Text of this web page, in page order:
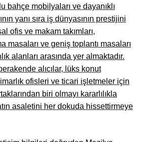
Mağazaları, İmalatçıları
Üreticileri, Mağazaları
Mobilya İmalatçıları, Mağazaları
İmalatçıları, Mağazaları
İmalatçıları, Mağazaları
İmalatçıları, Mağazaları
bahçe mobilyaları ve dayanıklı
yanı sıra iş dünyasının prestijini
ofis ve makam takımları,
masaları ve geniş toplantı masaları
alanları arasında yer almaktadır.
alıcılar, lüks konut
ofisleri ve ticari işletmeler için
biri olmayı kararlılıkla
asaletini her dokuda hissettirmeye